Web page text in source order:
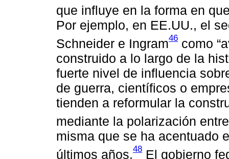
que influye en la forma en
Por ejemplo, en EE.UU., el
Schneider e Ingram46 como
construido a lo largo de la
fuerte nivel de influencia
de guerra, científicos o
tienden a reformular la
mediante la polarización
misma que se ha acentuado
últimos años.48 El gobierno